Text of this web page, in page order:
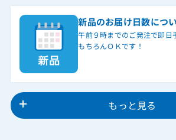
新品のお届け日数につ
午前９時までのご発注で即日
もちろんＯＫです！
もっと見る